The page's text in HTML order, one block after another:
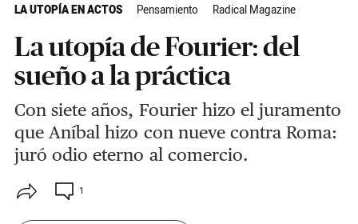
LA UTOPÍA EN ACTOS Pensamiento Radical Magazine
La utopía de Fourier: del
sueño a la práctica
Con siete años, Fourier hizo el juramento
que Aníbal hizo con nueve contra Roma:
juró odio eterno al comercio.
1